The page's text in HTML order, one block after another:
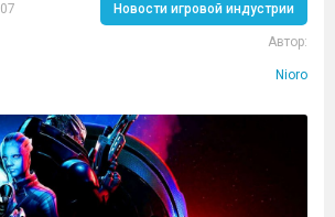
Новости игровой индустрии
Автор:
Nioro